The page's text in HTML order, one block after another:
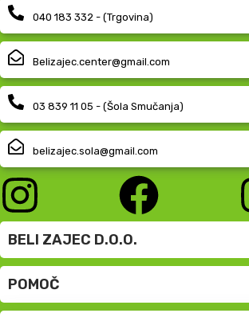
040 183 332 - (Trgovina)
Belizajec.center@gmail.com
03 839 11 05 - (Šola Smučanja)
belizajec.sola@gmail.com
BELI ZAJEC D.O.O.
POMOČ